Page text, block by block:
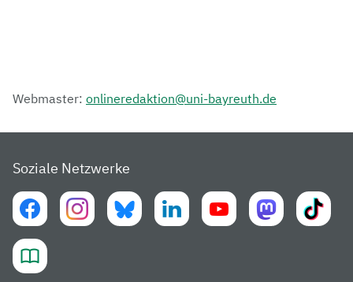
Webmaster: onlineredaktion@uni-bayreuth.de
Soziale Netzwerke